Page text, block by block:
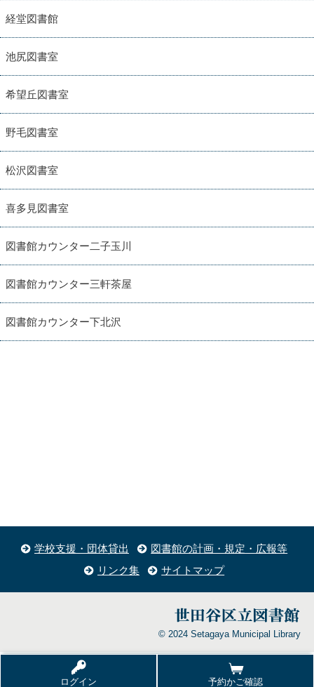
ログイン 予約かご確認
経堂図書館
池尻図書室
希望丘図書室
野毛図書室
松沢図書室
喜多見図書室
図書館カウンター二子玉川
図書館カウンター三軒茶屋
図書館カウンター下北沢
学校支援・団体貸出
図書館の計画・規定・広報等
リンク集
サイトマップ
© 2024 Setagaya Municipal Library